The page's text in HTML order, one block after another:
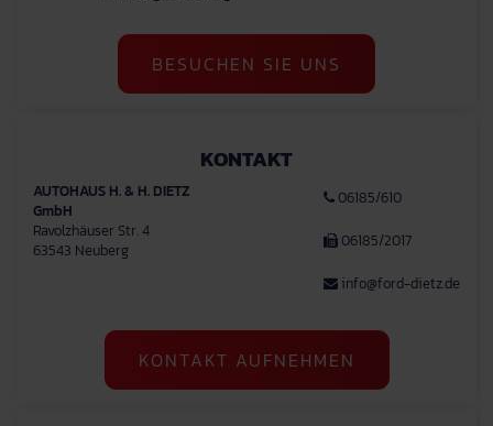
BESUCHEN SIE UNS
KONTAKT
AUTOHAUS H. & H. DIETZ
GmbH
Ravolzhäuser Str. 4
63543 Neuberg
06185/610
06185/2017
info@ford-dietz.de
KONTAKT AUFNEHMEN